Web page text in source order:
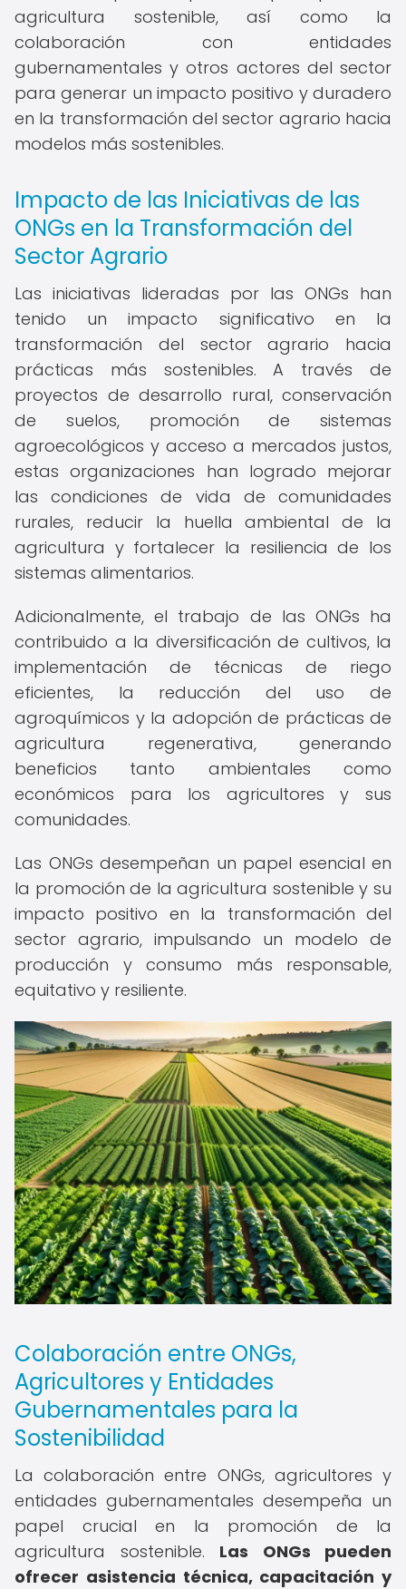
agricultura sostenible, así como la
colaboración con entidades
gubernamentales y otros actores del sector
para generar un impacto positivo y duradero
en la transformación del sector agrario hacia
modelos más sostenibles.
Impacto de las Iniciativas de las
ONGs en la Transformación del
Sector Agrario
Las iniciativas lideradas por las ONGs han
tenido un impacto significativo en la
transformación del sector agrario hacia
prácticas más sostenibles. A través de
proyectos de desarrollo rural, conservación
de suelos, promoción de sistemas
agroecológicos y acceso a mercados justos,
estas organizaciones han logrado mejorar
las condiciones de vida de comunidades
rurales, reducir la huella ambiental de la
agricultura y fortalecer la resiliencia de los
sistemas alimentarios.
Adicionalmente, el trabajo de las ONGs ha
contribuido a la diversificación de cultivos, la
implementación de técnicas de riego
eficientes, la reducción del uso de
agroquímicos y la adopción de prácticas de
agricultura regenerativa, generando
beneficios tanto ambientales como
económicos para los agricultores y sus
comunidades.
Las ONGs desempeñan un papel esencial en
la promoción de la agricultura sostenible y su
impacto positivo en la transformación del
sector agrario, impulsando un modelo de
producción y consumo más responsable,
equitativo y resiliente.
Colaboración entre ONGs,
Agricultores y Entidades
Gubernamentales para la
Sostenibilidad
La colaboración entre ONGs, agricultores y
entidades gubernamentales desempeña un
papel crucial en la promoción de la
agricultura sostenible. Las ONGs pueden
ofrecer asistencia técnica, capacitación y